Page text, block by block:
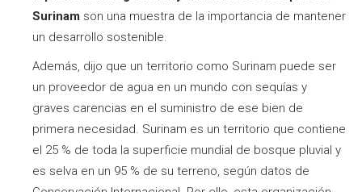
Surinam son una muestra de la importancia de mantener
un desarrollo sostenible.
Además, dijo que un territorio como Surinam puede ser
un proveedor de agua en un mundo con sequías y
graves carencias en el suministro de ese bien de
primera necesidad. Surinam es un territorio que contiene
el 25 % de toda la superficie mundial de bosque pluvial y
es selva en un 95 % de su terreno, según datos de